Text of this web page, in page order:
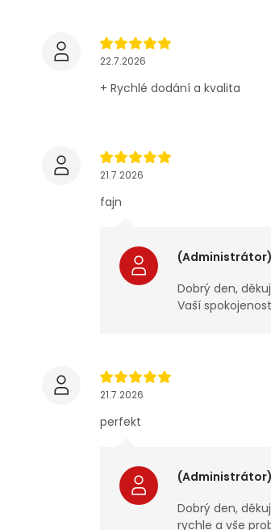
22.7.2026
+ Rychlé dodání a kvalita
21.7.2026
fajn
(Administrátor)
Dobrý den,
Vaší
21.7.2026
perfekt
(Administrátor)
Dobrý den,
rychle a vše